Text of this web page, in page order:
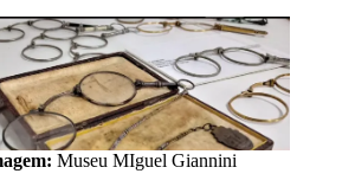
Museu MIguel Giannini